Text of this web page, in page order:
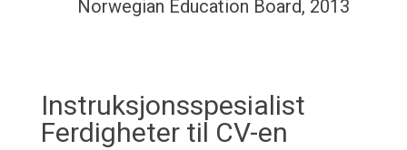
Norwegian Education Board, 2013
Instruksjonsspesialist
Ferdigheter til CV-en